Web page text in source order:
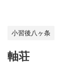
小習後八ヶ条
軸荘